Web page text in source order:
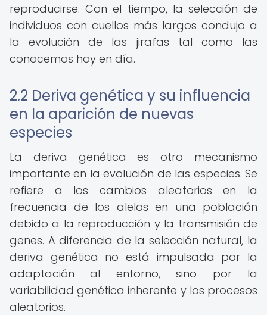
reproducirse. Con el tiempo, la selección de
individuos con cuellos más largos condujo a
la evolución de las jirafas tal como las
conocemos hoy en día.
2.2 Deriva genética y su influencia
en la aparición de nuevas
especies
La deriva genética es otro mecanismo
importante en la evolución de las especies. Se
refiere a los cambios aleatorios en la
frecuencia de los alelos en una población
debido a la reproducción y la transmisión de
genes. A diferencia de la selección natural, la
deriva genética no está impulsada por la
adaptación al entorno, sino por la
variabilidad genética inherente y los procesos
aleatorios.